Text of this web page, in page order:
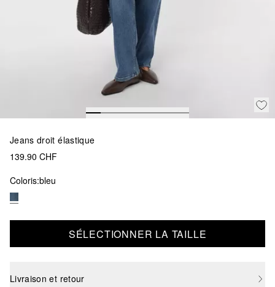
Jeans droit élastique
139.90 CHF
Coloris:bleu
SÉLECTIONNER LA TAILLE
Livraison et retour